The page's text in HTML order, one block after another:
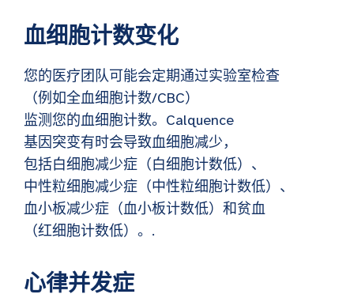
血细胞计数变化
您的医疗团队可能会定期通过实验室检查
（例如全血细胞计数/CBC）
监测您的血细胞计数。Calquence
基因突变有时会导致血细胞减少，
包括白细胞减少症（白细胞计数低）、
中性粒细胞减少症（中性粒细胞计数低）、
血小板减少症（血小板计数低）和贫血
（红细胞计数低）。.
心律并发症